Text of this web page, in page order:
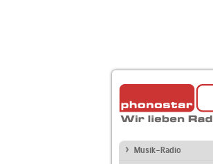
Musik-Radio